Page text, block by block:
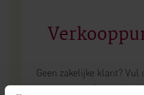
Geen zakelijke klant?
postcode in en vind